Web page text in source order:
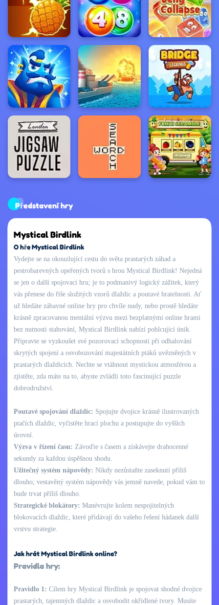
Představení hry
Mystical Birdlink
O hře Mystical Birdlink
Vydejte se na okouzlující cestu do světa prastarých záhad a
pestrobarevných opeřených tvorů s hrou Mystical Birdlink! Nejedná
se jen o další spojovací hru; je to podmanivý logický zážitek, který
vás přenese do říše složitých vzorů dlaždic a poutavé hratelnosti. Ať
už hledáte zábavné online hry pro chvíle nudy, nebo prostě hledáte
krásně zpracovanou mentální výzvu mezi bezplatnými online hrami
bez nutnosti stahování, Mystical Birdlink nabízí pohlcující únik.
Připravte se vyzkoušet své pozorovací schopnosti při odhalování
skrytých spojení a osvobozování majestátních ptáků uvězněných v
prastarých dlaždicích. Nechte se vtáhnout mystickou atmosférou a
zjistěte, zda máte na to, abyste zvládli toto fascinující puzzle
dobrodružství.
Poutavé spojování dlaždic: Spojujte dvojice krásně ilustrovaných
ptačích dlaždic, vyčistěte hrací plochu a postupujte do vyšších
úrovní.
Výzva v řízení času: Závoďte s časem a získávejte drahocenné
sekundy za každou úspěšnou shodu.
Užitečný systém nápovědy: Nikdy nezůstaňte zaseknutí příliš
dlouho; vestavěný systém nápovědy vás jemně navede, pokud vám to
bude trvat příliš dlouho.
Strategické blokátory: Manévrujte kolem nespojitelných
blokovacích dlaždic, které přidávají do vašeho řešení hádanek další
vrstvu strategie.
Jak hrát Mystical Birdlink online?
Pravidla hry:
Pravidlo 1: Cílem hry Mystical Birdlink je spojovat shodné dvojice
prastarých, tajemných dlaždic a osvobodit okřídlené tvory. Musíte